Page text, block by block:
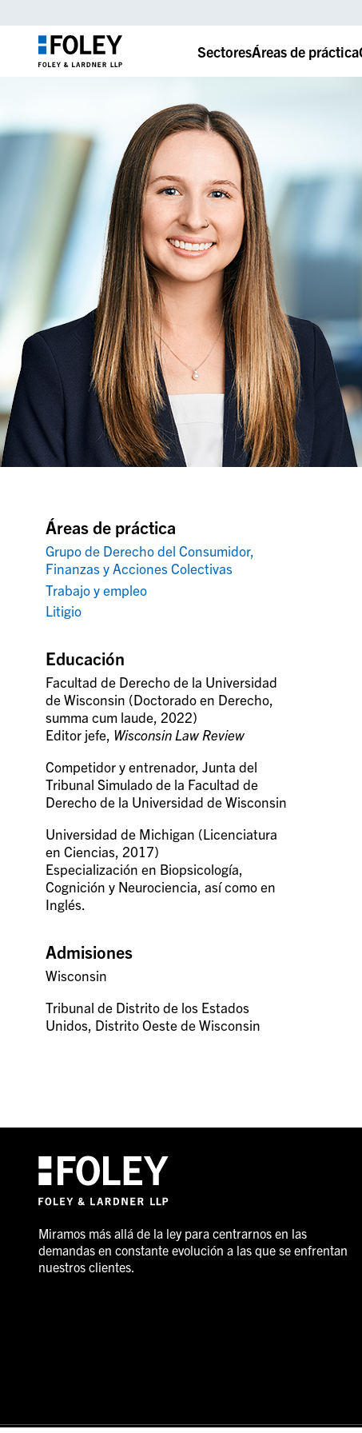
SectoresÁreas de práctica
Áreas de práctica
Grupo de Derecho del Consumidor,
Finanzas y Acciones Colectivas
Trabajo y empleo
Litigio
Educación
Facultad de Derecho de la Universidad
de Wisconsin (Doctorado en Derecho,
summa cum laude, 2022)
Editor jefe, Wisconsin Law Review
Competidor y entrenador, Junta del
Tribunal Simulado de la Facultad de
Derecho de la Universidad de Wisconsin
Universidad de Michigan (Licenciatura
en Ciencias, 2017)
Especialización en Biopsicología,
Cognición y Neurociencia, así como en
Inglés.
Admisiones
Wisconsin
Tribunal de Distrito de los Estados
Unidos, Distrito Oeste de Wisconsin
Miramos más allá de la ley para centrarnos en las
demandas en constante evolución a las que se enfrentan
nuestros clientes.